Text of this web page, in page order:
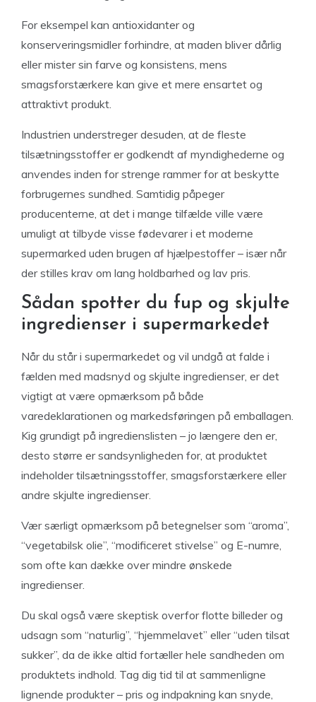
For eksempel kan antioxidanter og
konserveringsmidler forhindre, at maden bliver dårlig
eller mister sin farve og konsistens, mens
smagsforstærkere kan give et mere ensartet og
attraktivt produkt.
Industrien understreger desuden, at de fleste
tilsætningsstoffer er godkendt af myndighederne og
anvendes inden for strenge rammer for at beskytte
forbrugernes sundhed. Samtidig påpeger
producenterne, at det i mange tilfælde ville være
umuligt at tilbyde visse fødevarer i et moderne
supermarked uden brugen af hjælpestoffer – især når
der stilles krav om lang holdbarhed og lav pris.
Sådan spotter du fup og skjulte
ingredienser i supermarkedet
Når du står i supermarkedet og vil undgå at falde i
fælden med madsnyd og skjulte ingredienser, er det
vigtigt at være opmærksom på både
varedeklarationen og markedsføringen på emballagen.
Kig grundigt på ingredienslisten – jo længere den er,
desto større er sandsynligheden for, at produktet
indeholder tilsætningsstoffer, smagsforstærkere eller
andre skjulte ingredienser.
Vær særligt opmærksom på betegnelser som “aroma”,
“vegetabilsk olie”, “modificeret stivelse” og E-numre,
som ofte kan dække over mindre ønskede
ingredienser.
Du skal også være skeptisk overfor flotte billeder og
udsagn som “naturlig”, “hjemmelavet” eller “uden tilsat
sukker”, da de ikke altid fortæller hele sandheden om
produktets indhold. Tag dig tid til at sammenligne
lignende produkter – pris og indpakning kan snyde,